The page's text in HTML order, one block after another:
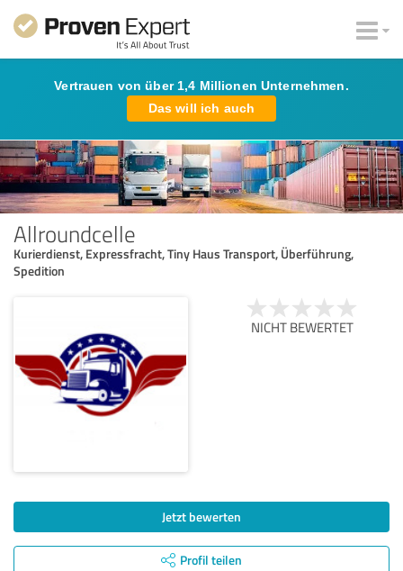
Vertrauen von über 1,4 Millionen Unternehmen.
Das will ich auch
Allroundcelle
Kurierdienst, Expressfracht, Tiny Haus Transport, Überführung,
Spedition
NICHT BEWERTET
Jetzt bewerten
Profil teilen